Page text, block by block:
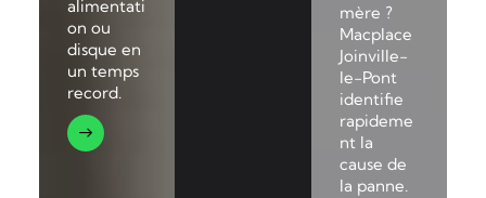
alimentati
on ou
disque en
un temps
record.
mère ?
Macplace
Joinville-
le-Pont
identifie
rapideme
nt la
cause de
la panne.